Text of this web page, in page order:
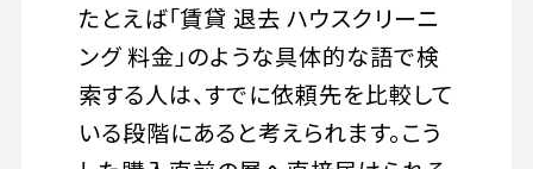
たとえば「賃貸 退去 ハウスクリーニ
ング 料金」のような具体的な語で検
索する人は、すでに依頼先を比較して
いる段階にあると考えられます。こう